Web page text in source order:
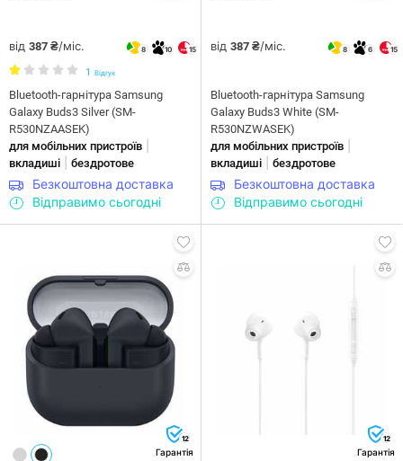
від 387 ₴/міс. 8 10 15
1 Відгук
Bluetooth-гарнітура Samsung
Galaxy Buds3 Silver (SM-
R530NZAASEK)
для мобільних пристроїв
вкладиші бездротове
Безкоштовна доставка
Відправимо сьогодні
від 387 ₴/міс. 8 6 15
Bluetooth-гарнітура Samsung
Galaxy Buds3 White (SM-
R530NZWASEK)
для мобільних пристроїв
вкладиші бездротове
Безкоштовна доставка
Відправимо сьогодні
12
Гарантія
12
Гарантія